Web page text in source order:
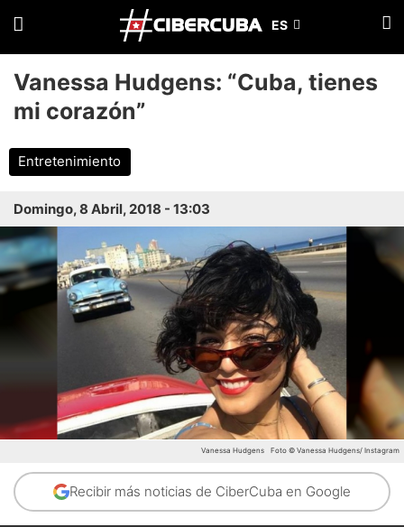
Vanessa Hudgens: “Cuba, tienes
mi corazón”
Entretenimiento
Domingo, 8 Abril, 2018 - 13:03
Vanessa Hudgens Foto © Vanessa Hudgens/ Instagram
Recibir más noticias de CiberCuba en Google